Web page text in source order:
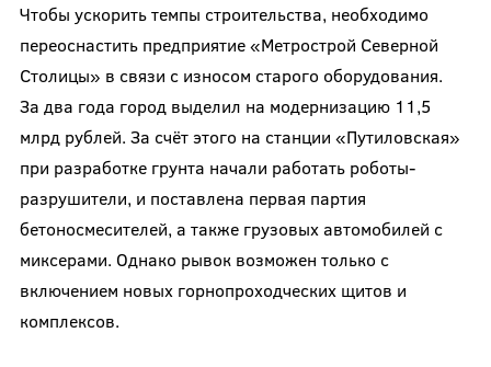
Чтобы ускорить темпы строительства, необходимо
переоснастить предприятие «Метрострой Северной
Столицы» в связи с износом старого оборудования.
За два года город выделил на модернизацию 11,5
млрд рублей. За счёт этого на станции «Путиловская»
при разработке грунта начали работать роботы-
разрушители, и поставлена первая партия
бетоносмесителей, а также грузовых автомобилей с
миксерами. Однако рывок возможен только с
включением новых горнопроходческих щитов и
комплексов.